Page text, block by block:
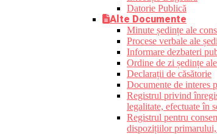
Datorie Publică
Alte Documente
Minute ședințe ale
Procese verbale ale
Informare dezbateri
Ordine de zi ședințe
Declarații de căsătorie
Documente de interes
Registrul privind
legalitate, efectuate în
Registrul pentru
dispozițiilor